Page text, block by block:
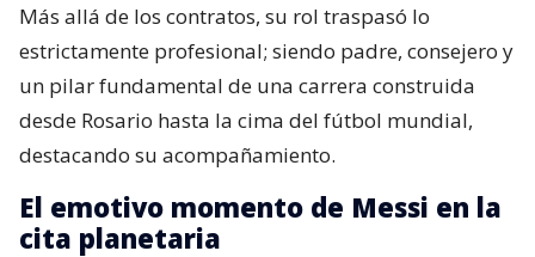
Más allá de los contratos, su rol traspasó lo
estrictamente profesional; siendo padre, consejero y
un pilar fundamental de una carrera construida
desde Rosario hasta la cima del fútbol mundial,
destacando su acompañamiento.
El emotivo momento de Messi en la
cita planetaria